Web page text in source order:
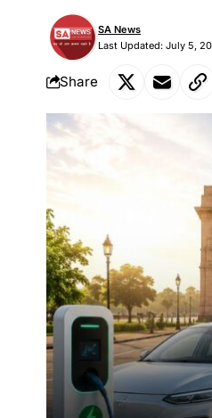
Last Updated: July 5,
SA News
Share